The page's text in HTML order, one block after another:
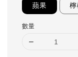
蘋果
數量